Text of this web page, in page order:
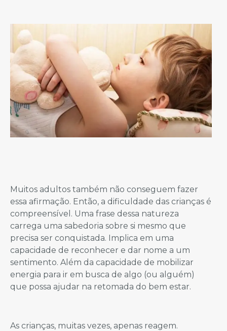
Muitos adultos também não conseguem fazer
essa afirmação. Então, a dificuldade das crianças é
compreensível. Uma frase dessa natureza
carrega uma sabedoria sobre si mesmo que
precisa ser conquistada. Implica em uma
capacidade de reconhecer e dar nome a um
sentimento. Além da capacidade de mobilizar
energia para ir em busca de algo (ou alguém)
que possa ajudar na retomada do bem estar.
As crianças, muitas vezes, apenas reagem.